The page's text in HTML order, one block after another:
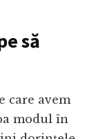
să
care avem
modul în